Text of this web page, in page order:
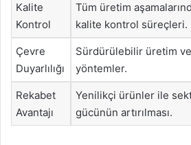
Kalite
Kontrol
Tüm üretim
kalite kontrol süreçleri.
Çevre
Duyarlılığı
Sürdürülebilir üretim
yöntemler.
Rekabet
Avantajı
Yenilikçi ürünler ile
gücünün artırılması.